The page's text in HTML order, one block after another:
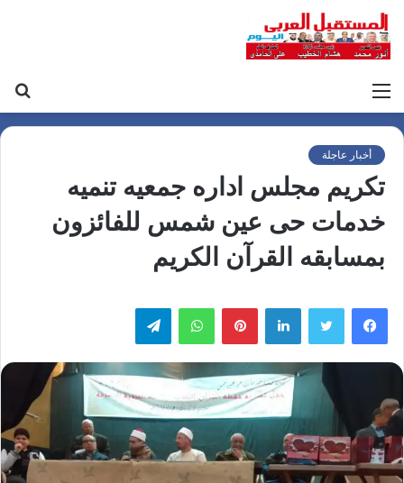
أخبار عاجلة
تكريم مجلس اداره جمعيه تنميه
خدمات حى عين شمس للفائزون
بمسابقه القرآن الكريم
لينكدإن بينتيريست واتساب